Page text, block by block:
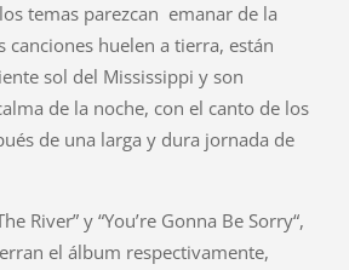
temas parezcan emanar de la
canciones huelen a tierra, están
sol del Mississippi y son
de la noche, con el canto de los
de una larga y dura jornada de
River” y “You’re Gonna Be Sorry“,
el álbum respectivamente,